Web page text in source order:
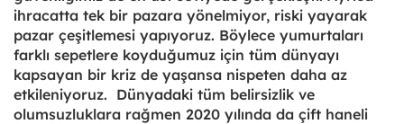
ihracatta tek bir pazara yönelmiyor, riski yayarak
pazar çeşitlemesi yapıyoruz. Böylece yumurtaları
farklı sepetlere koyduğumuz için tüm dünyayı
kapsayan bir kriz de yaşansa nispeten daha az
etkileniyoruz. Dünyadaki tüm belirsizlik ve
olumsuzluklara rağmen 2020 yılında da çift haneli